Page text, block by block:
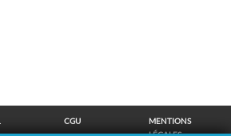
CGU
MENTIONS